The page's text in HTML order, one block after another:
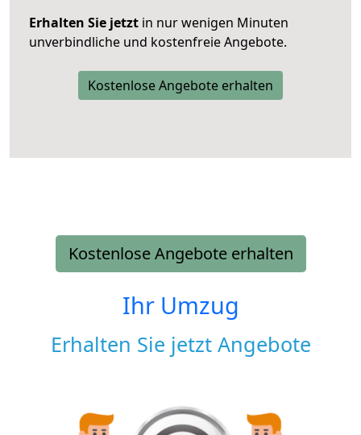
Erhalten Sie jetzt in nur wenigen Minuten
unverbindliche und kostenfreie Angebote.
Kostenlose Angebote erhalten
Kostenlose Angebote erhalten
Ihr Umzug
Erhalten Sie jetzt Angebote